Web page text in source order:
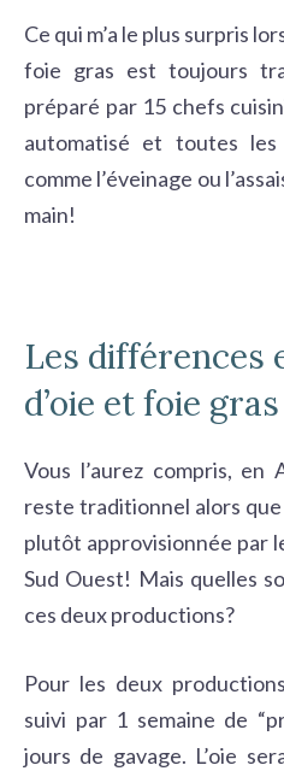
Ce qui m’a le plus surpris
foie gras est toujours
préparé par 15 chefs
automatisé et toutes
comme l’éveinage ou
main!
Les différences
d’oie et foie
Vous l’aurez compris, en
reste traditionnel alors
plutôt approvisionnée par
Sud Ouest! Mais quelles
ces deux productions?
Pour les deux
suivi par 1 semaine de
jours de gavage. L’oie